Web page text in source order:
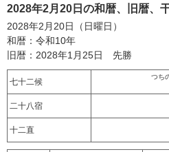
2028年2月20日の和暦、旧暦、
2028年2月20日（日曜日）
和暦：令和10年
旧暦：2028年1月25日 先勝
七十二候
つち
二十八宿
十二直